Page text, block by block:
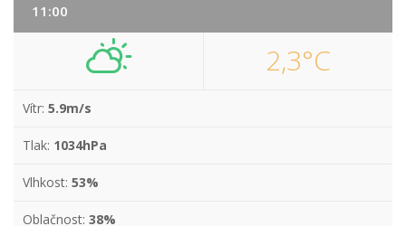
11:00
2,3°C
Vítr: 5.9m/s
Tlak: 1034hPa
Vlhkost: 53%
Oblačnost: 38%